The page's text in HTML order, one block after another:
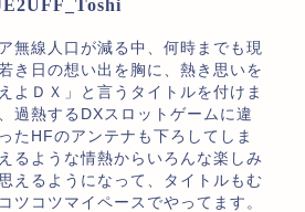
無線人口が減る中、何時までも現
き日の想い出を胸に、熱き思いを
よＤＸ」と言うタイトルを付けま
過熱するDXスロットゲームに違
たHFのアンテナも下ろしてしま
るような情熱からいろんな楽しみ
えるようになって、タイトルもむ
ツコツマイペースでやってます。